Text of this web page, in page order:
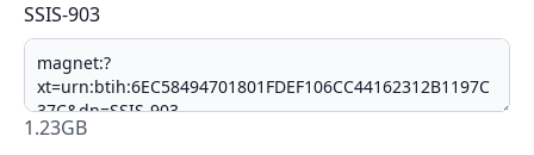
SSIS-903
1.23GB